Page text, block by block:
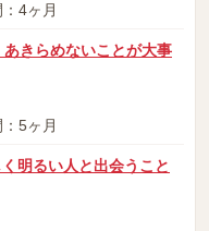
4ヶ月
きらめないことが大事
5ヶ月
明るい人と出会うこと